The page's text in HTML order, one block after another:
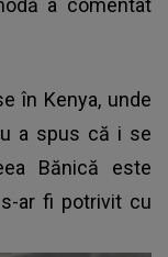
în Kenya, unde
a spus că i se
Bănică este
ar fi potrivit cu